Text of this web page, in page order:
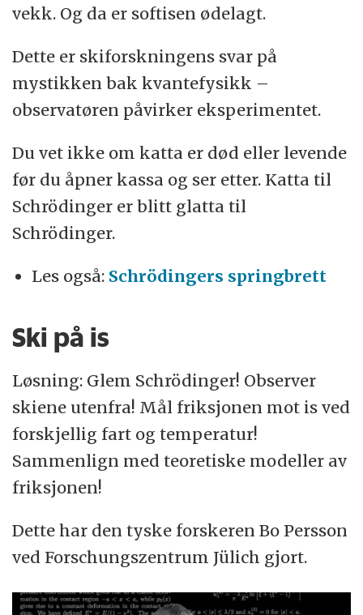
vekk. Og da er softisen ødelagt.
Dette er skiforskningens svar på
mystikken bak kvantefysikk –
observatøren påvirker eksperimentet.
Du vet ikke om katta er død eller levende
før du åpner kassa og ser etter. Katta til
Schrödinger er blitt glatta til
Schrödinger.
Les også: Schrödingers springbrett
Ski på is
Løsning: Glem Schrödinger! Observer
skiene utenfra! Mål friksjonen mot is ved
forskjellig fart og temperatur!
Sammenlign med teoretiske modeller av
friksjonen!
Dette har den tyske forskeren Bo Persson
ved Forschungszentrum Jülich gjort.